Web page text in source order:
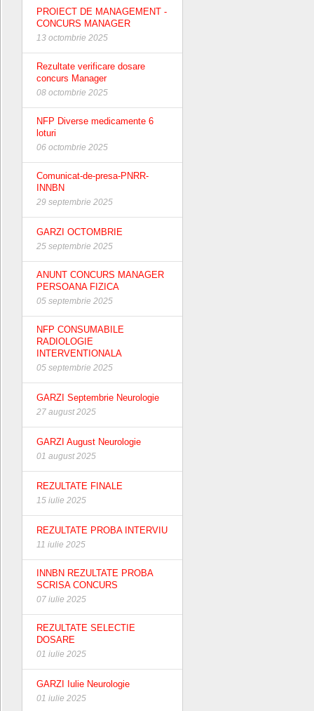
PROIECT DE MANAGEMENT -
CONCURS MANAGER
13 octombrie 2025
Rezultate verificare dosare
concurs Manager
08 octombrie 2025
NFP Diverse medicamente 6
loturi
06 octombrie 2025
Comunicat-de-presa-PNRR-
INNBN
29 septembrie 2025
GARZI OCTOMBRIE
25 septembrie 2025
ANUNT CONCURS MANAGER
PERSOANA FIZICA
05 septembrie 2025
NFP CONSUMABILE
RADIOLOGIE
INTERVENTIONALA
05 septembrie 2025
GARZI Septembrie Neurologie
27 august 2025
GARZI August Neurologie
01 august 2025
REZULTATE FINALE
15 iulie 2025
REZULTATE PROBA INTERVIU
11 iulie 2025
INNBN REZULTATE PROBA
SCRISA CONCURS
07 iulie 2025
REZULTATE SELECTIE
DOSARE
01 iulie 2025
GARZI Iulie Neurologie
01 iulie 2025